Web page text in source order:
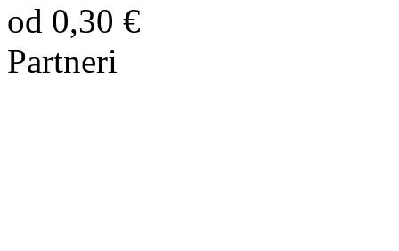
od 0,30 €
Partneri